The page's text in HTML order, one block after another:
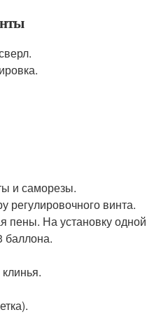
и саморезы.
регулировочного винта.
пены. На установку одной
баллона.